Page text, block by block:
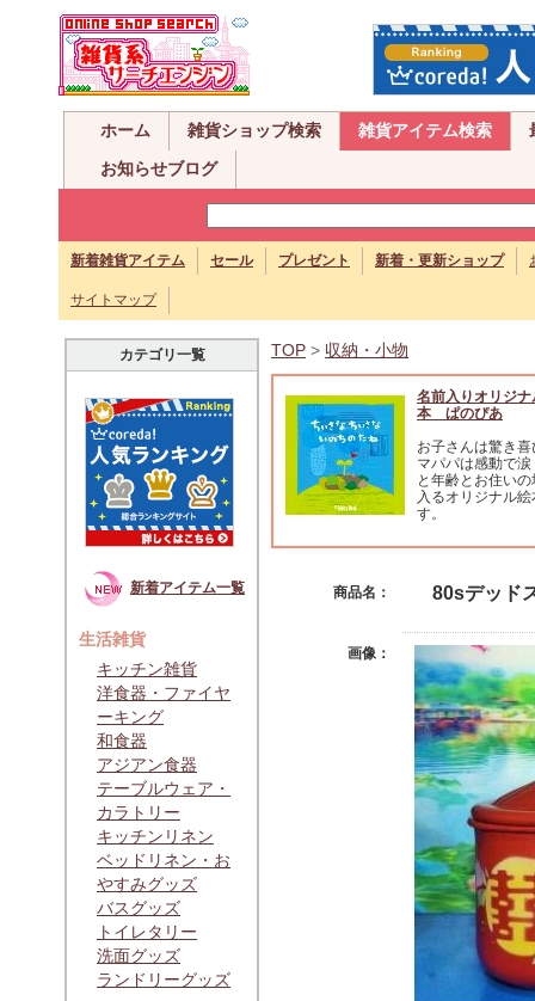
ホーム 雑貨ショップ検索 雑貨アイテム検索
お知らせブログ
新着雑貨アイテム セール プレゼント 新着・更新ショップ
サイトマップ
カテゴリ一覧
新着アイテム一覧
生活雑貨
キッチン雑貨
洋食器・ファイヤ
ーキング
和食器
アジアン食器
テーブルウェア・
カラトリー
キッチンリネン
ベッドリネン・お
やすみグッズ
バスグッズ
トイレタリー
洗面グッズ
ランドリーグッズ
TOP > 収納・小物
名前入りオリジナ
本 ぱのぴあ
お子さんは驚き喜
マパパは感動で涙
と年齢とお住い
入るオリジナル絵
す。
商品名： 80sデッド
画像：